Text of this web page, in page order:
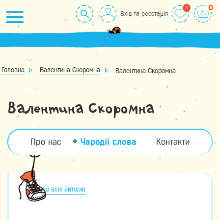
to
content
Вхід та реєстація
0
Головна Валентина Скоромна Валентина Скоромна
Валентина Скоромна
Про нас Чародії слова Контакти
до всіх авторів